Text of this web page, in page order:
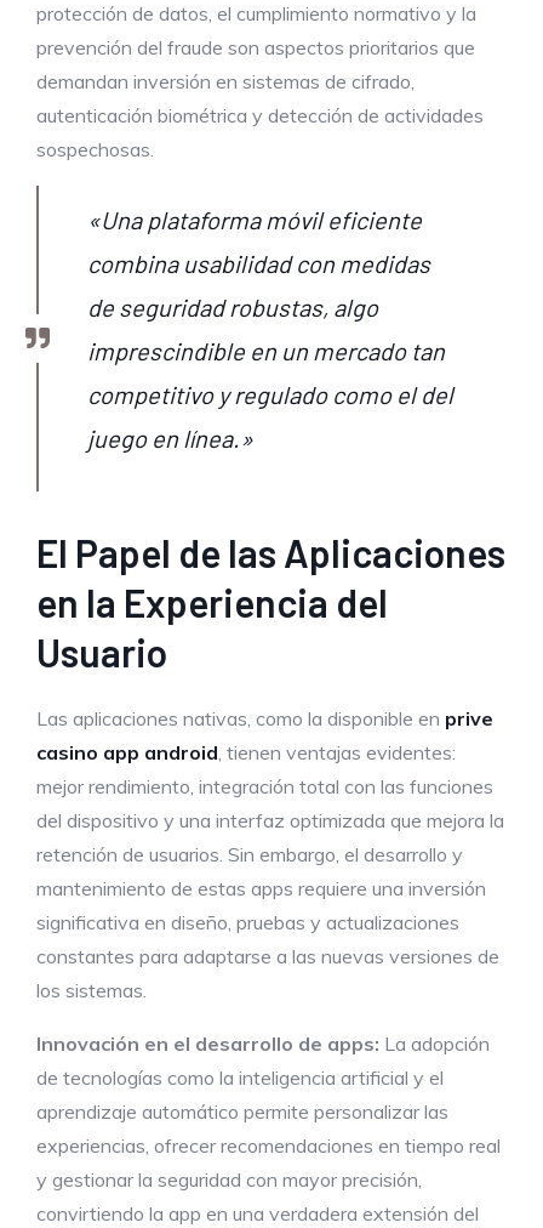
protección de datos, el cumplimiento normativo y la
prevención del fraude son aspectos prioritarios que
demandan inversión en sistemas de cifrado,
autenticación biométrica y detección de actividades
sospechosas.
«Una plataforma móvil eficiente
combina usabilidad con medidas
de seguridad robustas, algo
imprescindible en un mercado tan
competitivo y regulado como el del
juego en línea.»
El Papel de las Aplicaciones
en la Experiencia del
Usuario
Las aplicaciones nativas, como la disponible en prive
casino app android, tienen ventajas evidentes:
mejor rendimiento, integración total con las funciones
del dispositivo y una interfaz optimizada que mejora la
retención de usuarios. Sin embargo, el desarrollo y
mantenimiento de estas apps requiere una inversión
significativa en diseño, pruebas y actualizaciones
constantes para adaptarse a las nuevas versiones de
los sistemas.
Innovación en el desarrollo de apps: La adopción
de tecnologías como la inteligencia artificial y el
aprendizaje automático permite personalizar las
experiencias, ofrecer recomendaciones en tiempo real
y gestionar la seguridad con mayor precisión,
convirtiendo la app en una verdadera extensión del